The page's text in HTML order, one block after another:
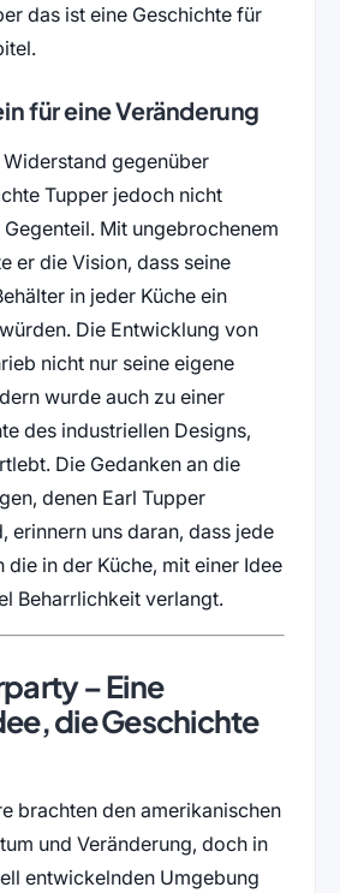
das ist eine Geschichte für
für eine Veränderung
gegenüber
Tupper jedoch nicht
Mit ungebrochenem
er die Vision, dass seine
in jeder Küche ein
Die Entwicklung von
nicht nur seine eigene
wurde auch zu einer
des industriellen Designs,
Die Gedanken an die
denen Earl Tupper
erinnern uns daran, dass jede
die in der Küche, mit einer Idee
Beharrlichkeit verlangt.
– Eine
die Geschichte
brachten den amerikanischen
und Veränderung, doch in
entwickelnden Umgebung